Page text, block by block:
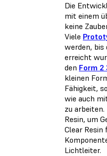
Die
mit einem
keine
Viele
werden, bis
erreicht
den Form 2
kleinen
Fähigkeit,
wie auch
zu
Resin, um
Clear
Lichtleiter.